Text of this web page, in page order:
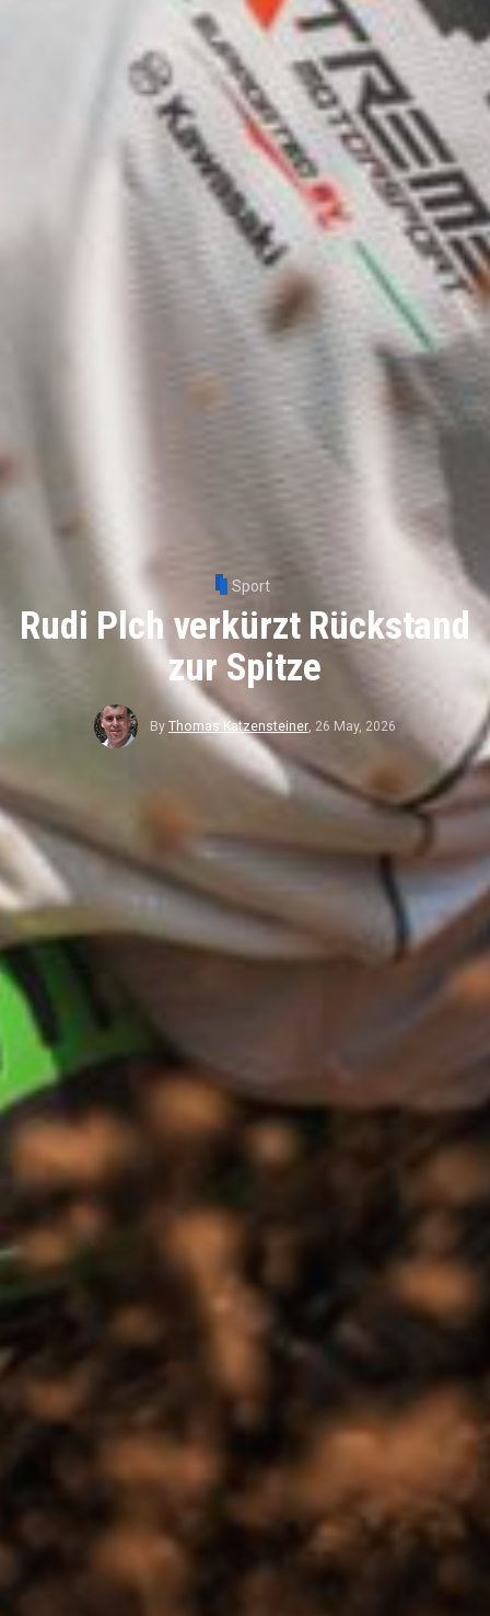
Sport
Rudi Plch verkürzt Rückstand
zur Spitze
By Thomas Katzensteiner, 26 May, 2026